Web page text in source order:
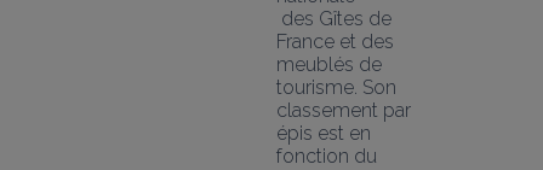
des Gîtes de
France et des
meublés de
tourisme. Son
classement par
épis est en
fonction du